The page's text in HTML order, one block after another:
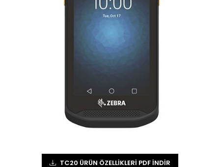
TC20 ÜRÜN ÖZELLIKLERI PDF İNDIR